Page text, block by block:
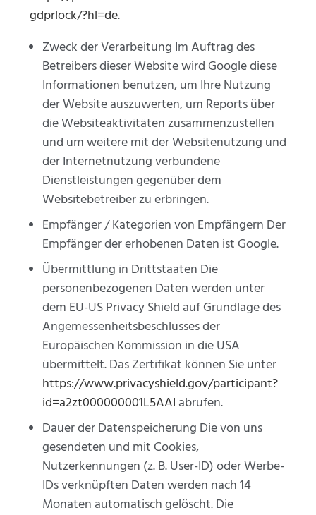
gdprlock/?hl=de.
Zweck der Verarbeitung Im Auftrag des
Betreibers dieser Website wird Google diese
Informationen benutzen, um Ihre Nutzung
der Website auszuwerten, um Reports über
die Websiteaktivitäten zusammenzustellen
und um weitere mit der Websitenutzung und
der Internetnutzung verbundene
Dienstleistungen gegenüber dem
Websitebetreiber zu erbringen.
Empfänger / Kategorien von Empfängern Der
Empfänger der erhobenen Daten ist Google.
Übermittlung in Drittstaaten Die
personenbezogenen Daten werden unter
dem EU-US Privacy Shield auf Grundlage des
Angemessenheitsbeschlusses der
Europäischen Kommission in die USA
übermittelt. Das Zertifikat können Sie unter
https://www.privacyshield.gov/participant?
id=a2zt000000001L5AAI abrufen.
Dauer der Datenspeicherung Die von uns
gesendeten und mit Cookies,
Nutzerkennungen (z. B. User-ID) oder Werbe-
IDs verknüpften Daten werden nach 14
Monaten automatisch gelöscht. Die